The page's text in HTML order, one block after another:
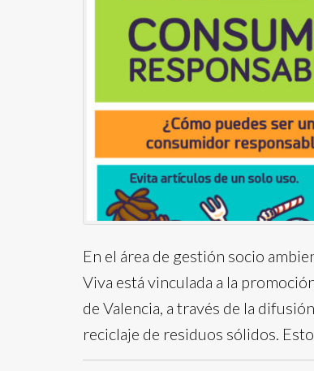
En el área de gestión socio
Viva está vinculada a la
de Valencia, a través de la
reciclaje de residuos sólidos.